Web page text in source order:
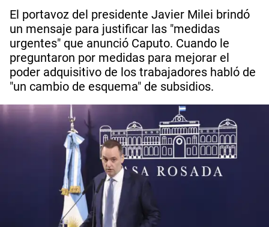
El portavoz del presidente Javier Milei brindó
un mensaje para justificar las "medidas
urgentes" que anunció Caputo. Cuando le
preguntaron por medidas para mejorar el
poder adquisitivo de los trabajadores habló de
"un cambio de esquema" de subsidios.